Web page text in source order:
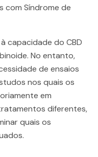
com Síndrome de
capacidade do CBD
No entanto,
de ensaios
nos quais os
em
diferentes,
quais os